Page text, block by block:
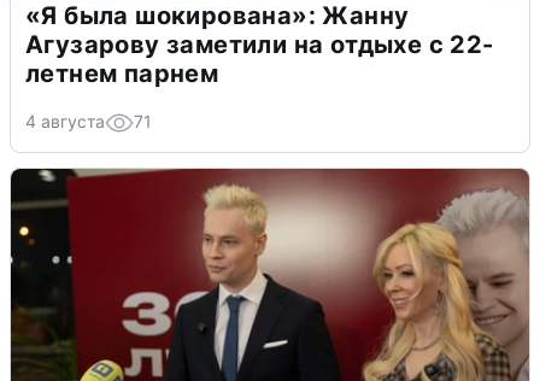
«Я была шокирована»: Жанну
Агузарову заметили на отдыхе с 22-
летнем парнем
4 августа 71